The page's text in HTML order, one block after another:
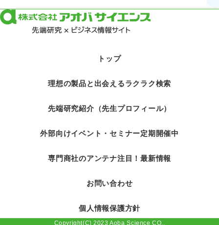
トップ
理想の製品と出会えるラクラク検索
先端研究紹介（先生プロフィール）
外部向けイベント・セミナー定期開催中
専門商社のアンテナ注目！最新情報
お問い合わせ
個人情報保護方針
Copyright(C) 2023 Aoba Science CO.,